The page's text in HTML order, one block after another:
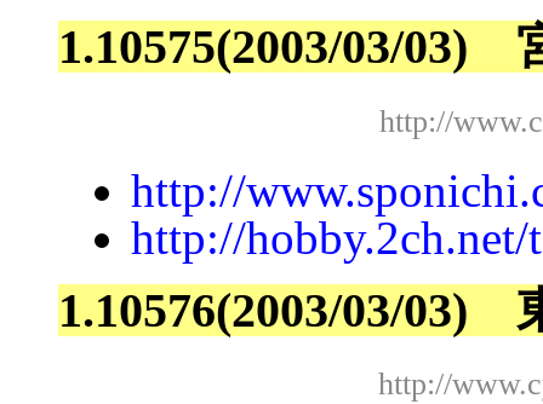
1.10575(2003/03/03)
http://
http://
http://
1.10576(2003/03/03)
http://